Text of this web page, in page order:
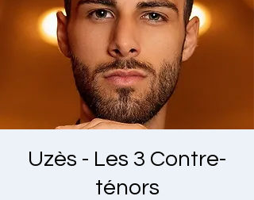
Uzès - Les 3 Contre-
ténors